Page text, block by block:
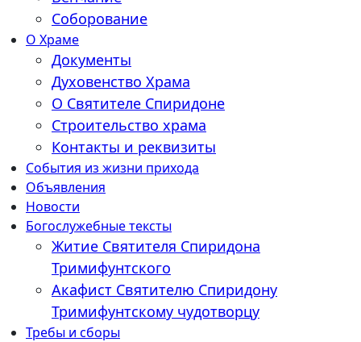
Соборование
О Храме
Документы
Духовенство Храма
О Святителе Спиридоне
Строительство храма
Контакты и реквизиты
События из жизни прихода
Объявления
Новости
Богослужебные тексты
Житие Cвятителя Спиридона
Тримифунтского
Акафист Cвятителю Спиридону
Тримифунтскому чудотворцу
Требы и сборы